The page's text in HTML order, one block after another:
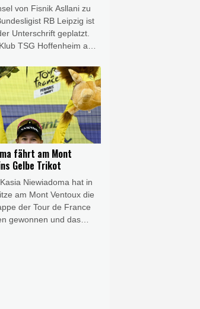
von Fisnik Asllani zu
RB Leipzig ist
Unterschrift geplatzt.
TSG Hoffenheim am
"medizinischer
die Leipzig angemeldet
zustande.
fährt am Mont
Gelbe Trikot
Niewiadoma hat in
am Mont Ventoux die
der Tour de France
gewonnen und das